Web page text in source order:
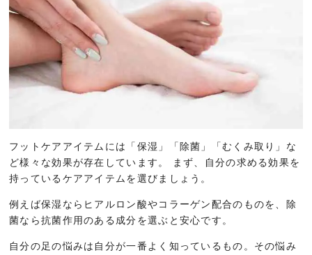
フットケアアイテムには「保湿」「除菌」「むくみ取り」な
ど様々な効果が存在しています。 まず、自分の求める効果を
持っているケアアイテムを選びましょう。
例えば保湿ならヒアルロン酸やコラーゲン配合のものを、除
菌なら抗菌作用のある成分を選ぶと安心です。
自分の足の悩みは自分が一番よく知っているもの。その悩み